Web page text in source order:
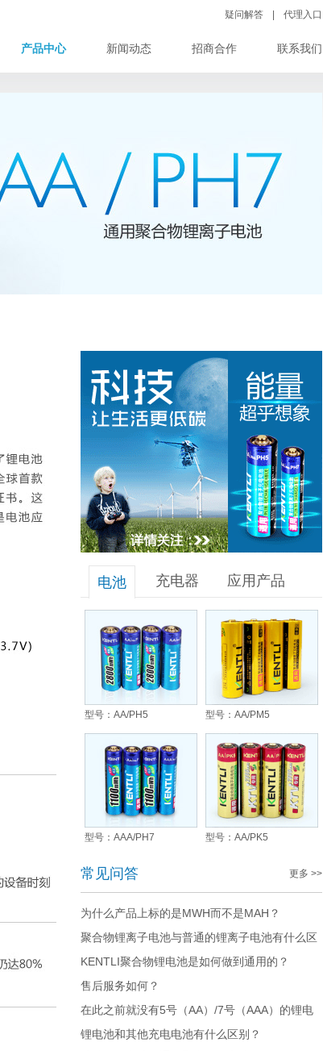
疑问解答 代理入口
产品中心 新闻动态 招商合作 联系我们
电池 充电器 应用产品
型号：AA/PH5 型号：AA/PM5
型号：AAA/PH7 型号：AA/PK5
常见问答 更多 >>
为什么产品上标的是MWH而不是MAH？
聚合物锂离子电池与普通的锂离子电池有什么区
别？
KENTLI聚合物锂电池是如何做到通用的？
售后服务如何？
在此之前就没有5号（AA）/7号（AAA）的锂电
池？
锂电池和其他充电电池有什么区别？